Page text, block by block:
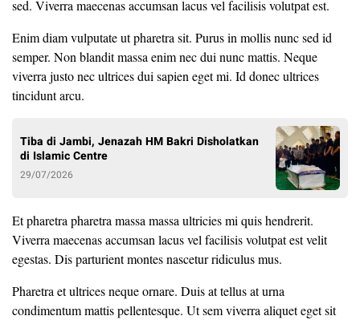
sed. Viverra maecenas accumsan lacus vel facilisis volutpat est.
Enim diam vulputate ut pharetra sit. Purus in mollis nunc sed id
semper. Non blandit massa enim nec dui nunc mattis. Neque
viverra justo nec ultrices dui sapien eget mi. Id donec ultrices
tincidunt arcu.
Tiba di Jambi, Jenazah HM Bakri Disholatkan
di Islamic Centre
29/07/2026
Et pharetra pharetra massa massa ultricies mi quis hendrerit.
Viverra maecenas accumsan lacus vel facilisis volutpat est velit
egestas. Dis parturient montes nascetur ridiculus mus.
Pharetra et ultrices neque ornare. Duis at tellus at urna
condimentum mattis pellentesque. Ut sem viverra aliquet eget sit